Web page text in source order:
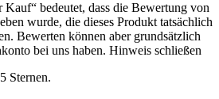
Kauf“ bedeutet, dass die Bewertung von
wurde, die dieses Produkt tatsächlich
Bewerten können aber grundsätzlich
bei uns haben. Hinweis schließen
Sternen.